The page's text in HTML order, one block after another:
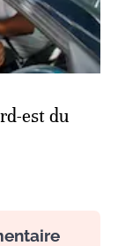
est du